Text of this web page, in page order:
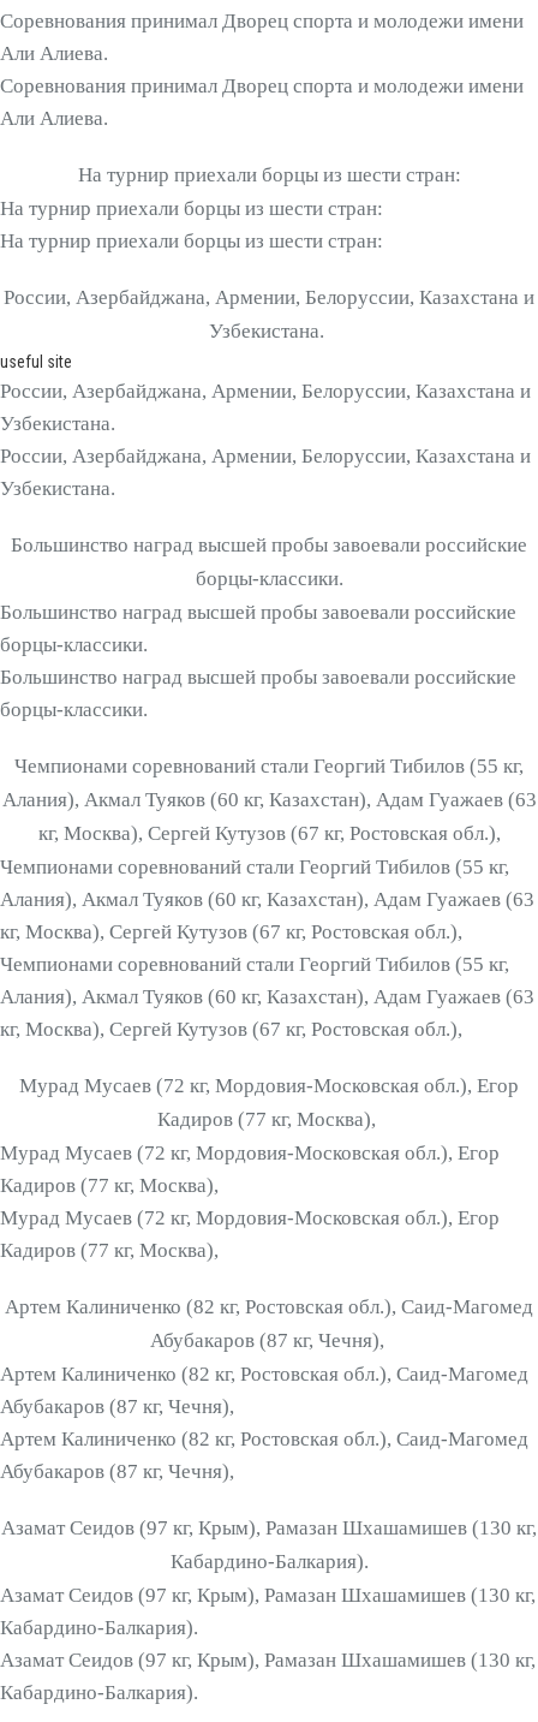
Соревнования принимал Дворец спорта и молодежи имени
Али Алиева.
Соревнования принимал Дворец спорта и молодежи имени
Али Алиева.
На турнир приехали борцы из шести стран:
На турнир приехали борцы из шести стран:
На турнир приехали борцы из шести стран:
России, Азербайджана, Армении, Белоруссии, Казахстана и
Узбекистана.
useful site
России, Азербайджана, Армении, Белоруссии, Казахстана и
Узбекистана.
России, Азербайджана, Армении, Белоруссии, Казахстана и
Узбекистана.
Большинство наград высшей пробы завоевали российские
борцы-классики.
Большинство наград высшей пробы завоевали российские
борцы-классики.
Большинство наград высшей пробы завоевали российские
борцы-классики.
Чемпионами соревнований стали Георгий Тибилов (55 кг,
Алания), Акмал Туяков (60 кг, Казахстан), Адам Гуажаев (63
кг, Москва), Сергей Кутузов (67 кг, Ростовская обл.),
Чемпионами соревнований стали Георгий Тибилов (55 кг,
Алания), Акмал Туяков (60 кг, Казахстан), Адам Гуажаев (63
кг, Москва), Сергей Кутузов (67 кг, Ростовская обл.),
Чемпионами соревнований стали Георгий Тибилов (55 кг,
Алания), Акмал Туяков (60 кг, Казахстан), Адам Гуажаев (63
кг, Москва), Сергей Кутузов (67 кг, Ростовская обл.),
Мурад Мусаев (72 кг, Мордовия-Московская обл.), Егор
Кадиров (77 кг, Москва),
Мурад Мусаев (72 кг, Мордовия-Московская обл.), Егор
Кадиров (77 кг, Москва),
Мурад Мусаев (72 кг, Мордовия-Московская обл.), Егор
Кадиров (77 кг, Москва),
Артем Калиниченко (82 кг, Ростовская обл.), Саид-Магомед
Абубакаров (87 кг, Чечня),
Артем Калиниченко (82 кг, Ростовская обл.), Саид-Магомед
Абубакаров (87 кг, Чечня),
Артем Калиниченко (82 кг, Ростовская обл.), Саид-Магомед
Абубакаров (87 кг, Чечня),
Азамат Сеидов (97 кг, Крым), Рамазан Шхашамишев (130 кг,
Кабардино-Балкария).
Азамат Сеидов (97 кг, Крым), Рамазан Шхашамишев (130 кг,
Кабардино-Балкария).
Азамат Сеидов (97 кг, Крым), Рамазан Шхашамишев (130 кг,
Кабардино-Балкария).